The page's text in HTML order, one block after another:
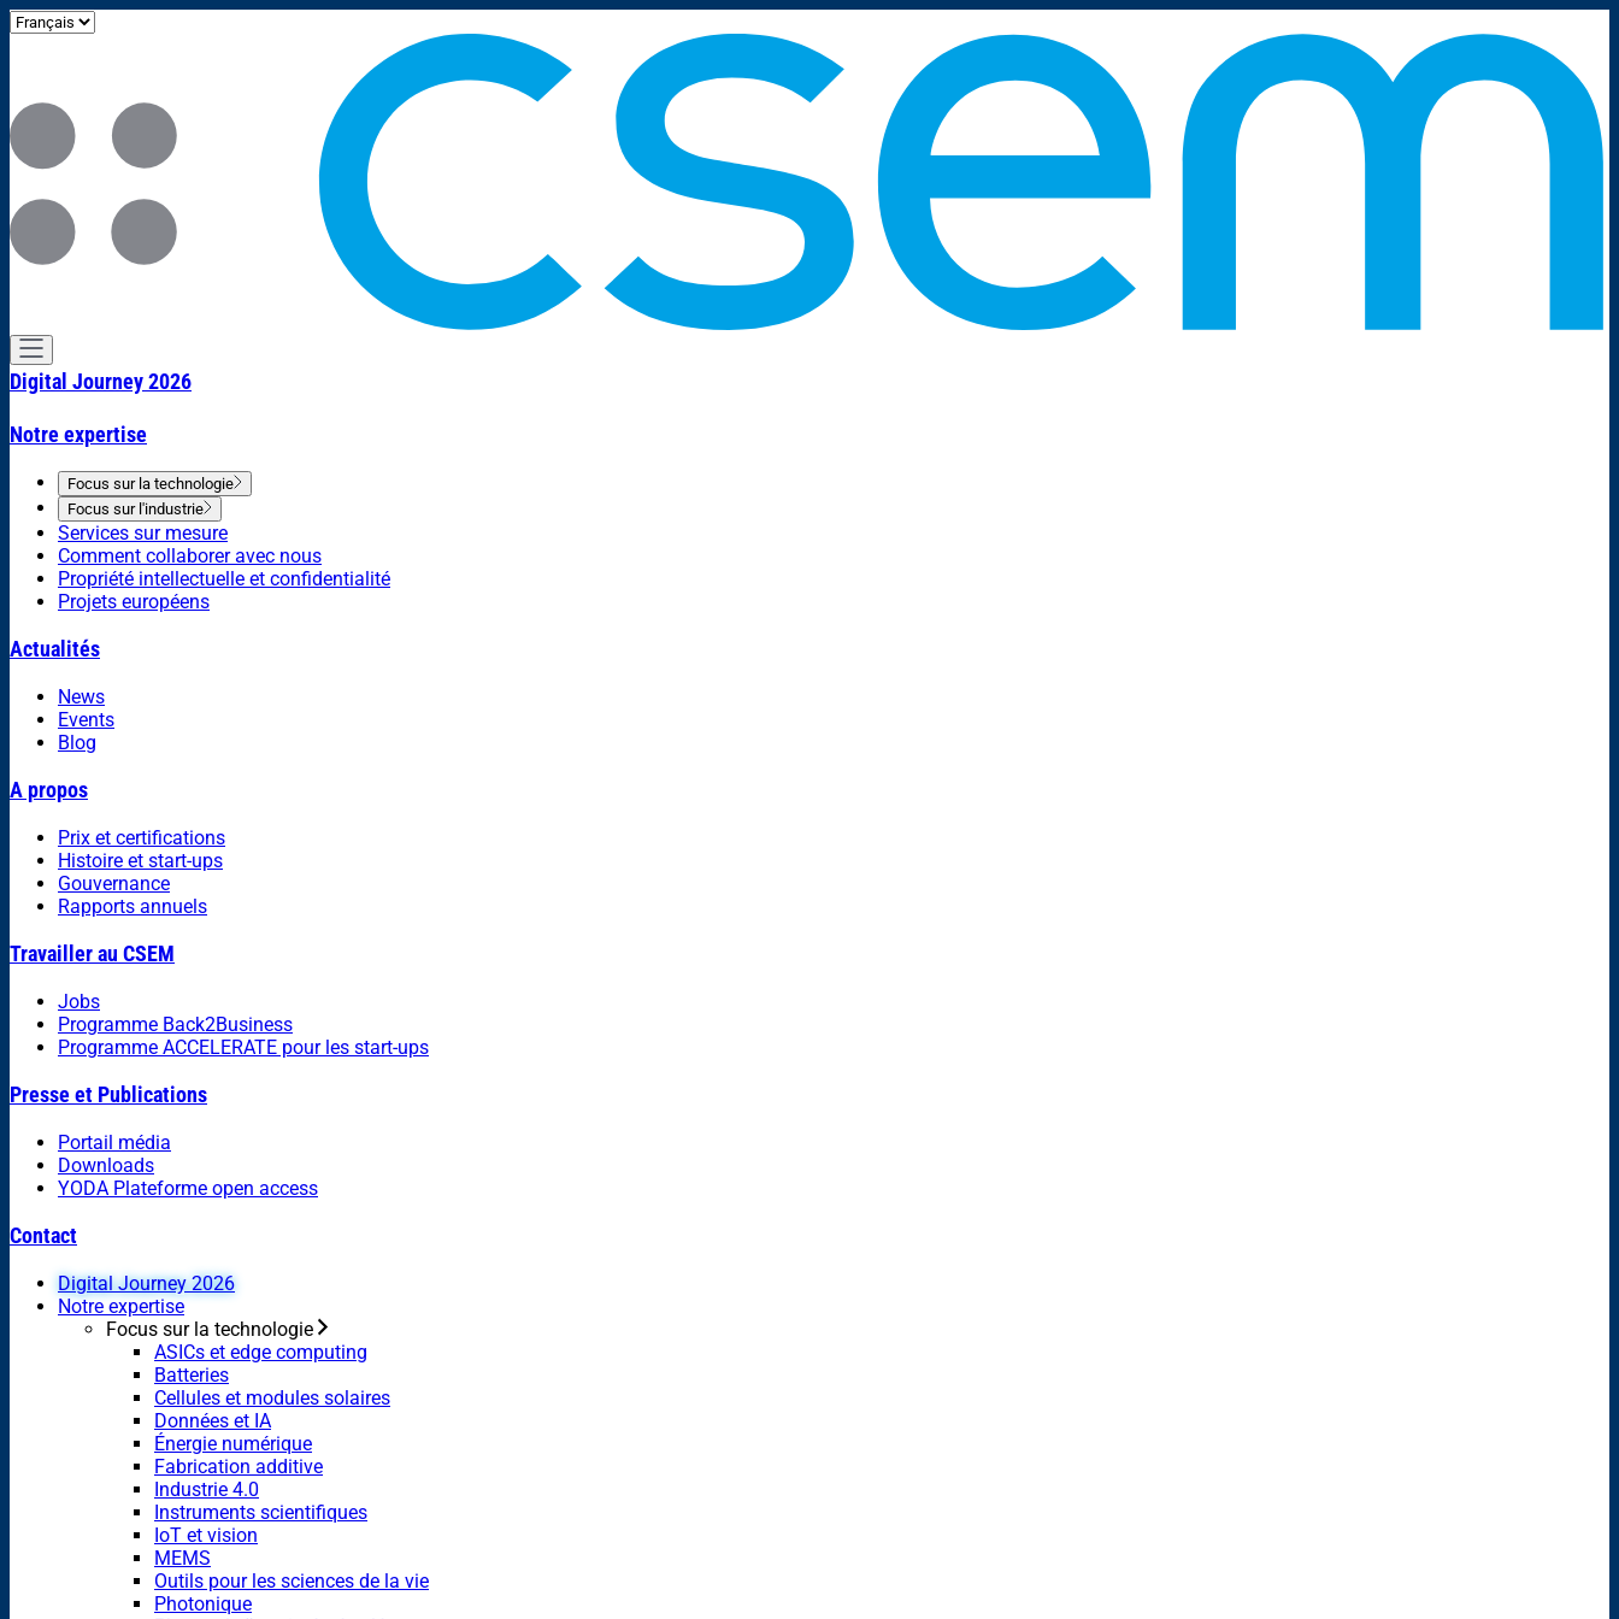
Digital Journey 2026
Notre expertise
Focus sur la technologie
Focus sur l'industrie
Services sur mesure
Comment collaborer avec nous
Propriété intellectuelle et confidentialité
Projets européens
Actualités
News
Events
Blog
A propos
Prix et certifications
Histoire et start-ups
Gouvernance
Rapports annuels
Travailler au CSEM
Jobs
Programme Back2Business
Programme ACCELERATE pour les start-ups
Presse et Publications
Portail média
Downloads
YODA Plateforme open access
Contact
Digital Journey 2026
Notre expertise
Focus sur la technologie
ASICs et edge computing
Batteries
Cellules et modules solaires
Données et IA
Énergie numérique
Fabrication additive
Industrie 4.0
Instruments scientifiques
IoT et vision
MEMS
Outils pour les sciences de la vie
Photonique